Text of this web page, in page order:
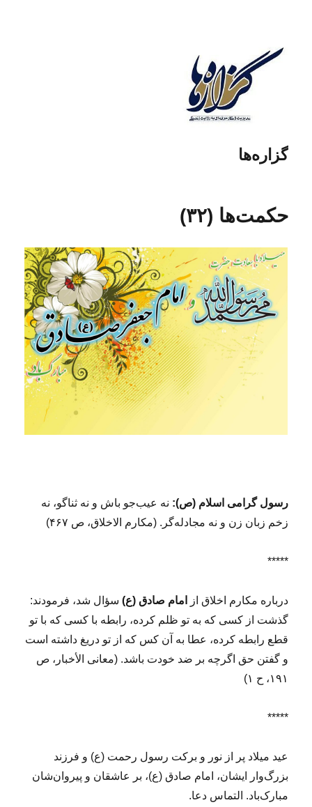
گزاره‌ها
حکمت‌ها (۳۲)
رسول گرامی اسلام (ص): نه عیب‌جو باش و نه ثناگو، نه
زخم زبان زن و نه مجادله‌گر. (مکارم الاخلاق، ص ۴۶۷)
*****
درباره مکارم اخلاق از امام صادق (ع) سؤال شد، فرمودند:
گذشت از کسى که به تو ظلم کرده، رابطه با کسى که با تو
قطع رابطه کرده، عطا به آن کس که از تو دریغ داشته است
و گفتن حق اگرچه بر ضد خودت باشد. (معانى الأخبار، ص
۱۹۱، ح ۱)
*****
عید میلاد پر از نور و برکت رسول رحمت (ع) و فرزند
بزرگ‌وار ایشان، امام صادق (ع)، بر عاشقان و پیروان‌شان
مبارک‌باد. التماس دعا.